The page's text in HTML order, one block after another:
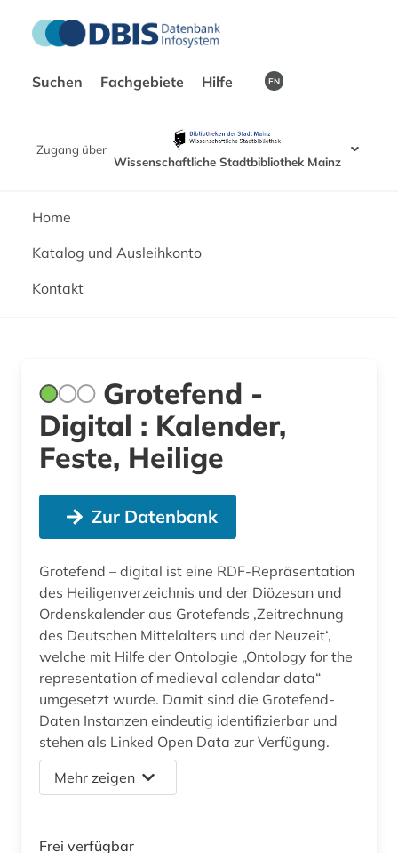
Suchen Fachgebiete Hilfe EN
Zugang über
Wissenschaftliche Stadtbibliothek Mainz
Home
Katalog und Ausleihkonto
Kontakt
Grotefend -
Digital : Kalender,
Feste, Heilige
Zur Datenbank
Grotefend – digital ist eine RDF-Repräsentation
des Heiligenverzeichnis und der Diözesan und
Ordenskalender aus Grotefends ‚Zeitrechnung
des Deutschen Mittelalters und der Neuzeit‘,
welche mit Hilfe der Ontologie „Ontology for the
representation of medieval calendar data“
umgesetzt wurde. Damit sind die Grotefend-
Daten Instanzen eindeutig identifizierbar und
stehen als Linked Open Data zur Verfügung.
Mehr zeigen
Frei verfügbar